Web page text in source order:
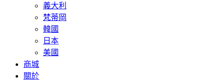
義大利
梵蒂岡
韓國
日本
美國
商城
關於